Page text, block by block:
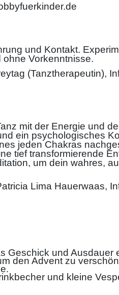
und Kontakt.
Vorkenntnisse.
(Tanztherapeutin),
mit der Energie und
ein psychologisches
jeden Chakras
tief transformierende
um dein wahres,
Lima Hauerwaas,
Geschick und Ausdauer
den Advent zu
und kleine